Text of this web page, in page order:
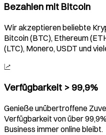
Bezahlen mit Bitcoin
Wir akzeptieren beliebte
Bitcoin (BTC), Ethereum
(LTC), Monero, USDT und
Verfügbarkeit > 99,9%
Genieße unübertroffene
Verfügbarkeit von über
Business immer online bleibt.